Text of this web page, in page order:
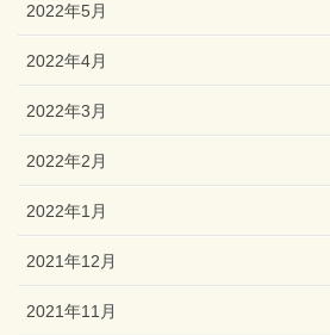
2022年5月
2022年4月
2022年3月
2022年2月
2022年1月
2021年12月
2021年11月